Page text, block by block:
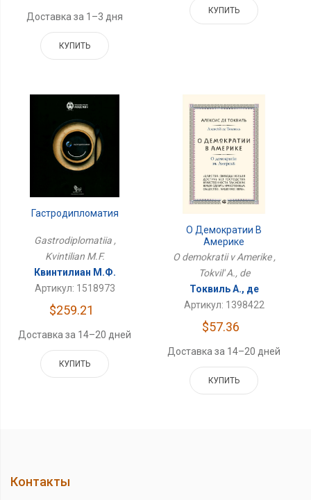
Доставка за 1–3 дня
КУПИТЬ
КУПИТЬ
Гастродипломатия
Gastrodiplomatiia ,
Kvintilian M.F.
Квинтилиан М.Ф.
Артикул: 1518973
$259.21
Доставка за 14–20 дней
КУПИТЬ
О Демократии В
Америке
O demokratii v Amerike ,
Tokvil' A., de
Токвиль А., де
Артикул: 1398422
$57.36
Доставка за 14–20 дней
КУПИТЬ
Контакты